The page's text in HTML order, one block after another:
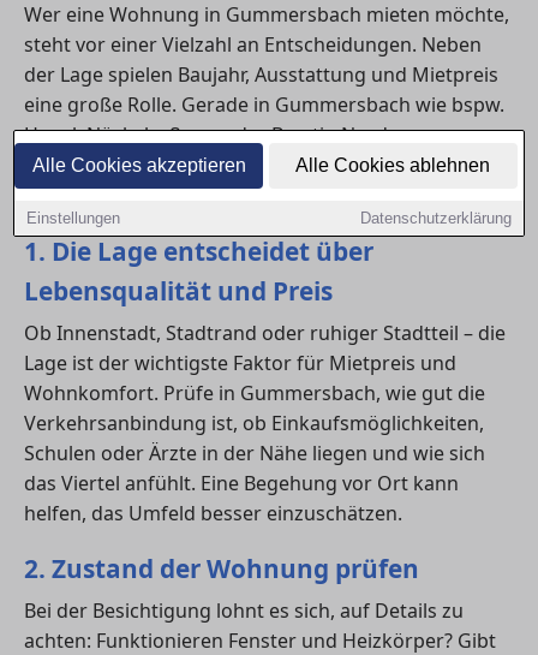
Alle Cookies akzeptieren Alle Cookies ablehnen
Einstellungen Datenschutzerklärung
Wer eine Wohnung in Gummersbach mieten möchte,
steht vor einer Vielzahl an Entscheidungen. Neben
der Lage spielen Baujahr, Ausstattung und Mietpreis
eine große Rolle. Gerade in Gummersbach wie bspw.
Hepel, Nöckelseßmar oder Berstig Nord
unterscheiden sich die Mietpreise deutlich, was einen
genauen Vergleich umso wichtiger macht.
1. Die Lage entscheidet über
Lebensqualität und Preis
Ob Innenstadt, Stadtrand oder ruhiger Stadtteil – die
Lage ist der wichtigste Faktor für Mietpreis und
Wohnkomfort. Prüfe in Gummersbach, wie gut die
Verkehrsanbindung ist, ob Einkaufsmöglichkeiten,
Schulen oder Ärzte in der Nähe liegen und wie sich
das Viertel anfühlt. Eine Begehung vor Ort kann
helfen, das Umfeld besser einzuschätzen.
2. Zustand der Wohnung prüfen
Bei der Besichtigung lohnt es sich, auf Details zu
achten: Funktionieren Fenster und Heizkörper? Gibt